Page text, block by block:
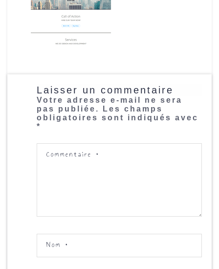
Laisser un commentaire
Votre adresse e-mail ne sera
pas publiée.
Les champs
obligatoires sont indiqués avec
*
Commentaire *
Nom *